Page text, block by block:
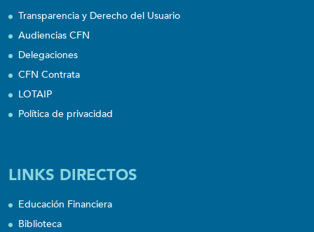
Transparencia y Derecho del Usuario
Audiencias CFN
Delegaciones
CFN Contrata
LOTAIP
Política de privacidad
LINKS DIRECTOS
Educación Financiera
Biblioteca